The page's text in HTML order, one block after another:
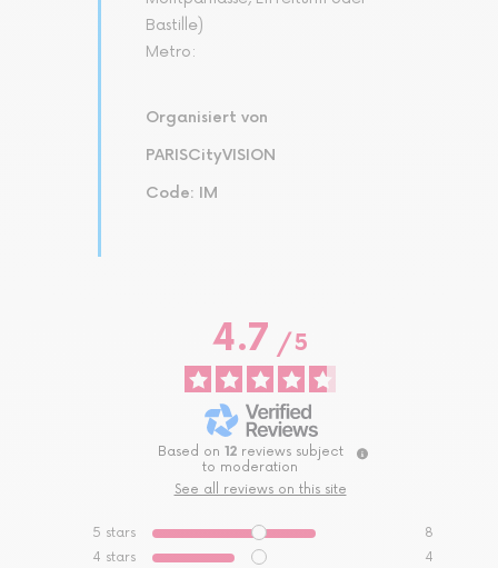
Bastille)
Metro:
Organisiert von
PARISCityVISION
Code: IM
4.7 / 5
Based on 12 reviews subject
to moderation
See all reviews on this site
5 stars
8
4 stars
4